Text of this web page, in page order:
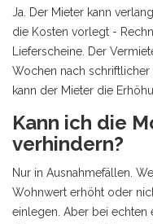
Ja. Der Mieter kann
die Kosten vorlegt -
Lieferscheine. Der
Wochen nach schriftlicher
kann der Mieter die
Kann ich die
verhindern?
Nur in Ausnahmefällen.
Wohnwert erhöht oder
einlegen. Aber bei echten